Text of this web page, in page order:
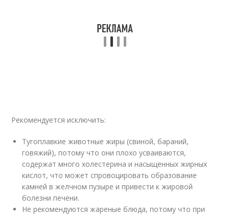
Рекомендуется исключить:
Тугоплавкие животные жиры (свиной, бараний,
говяжий), потому что они плохо усваиваются,
содержат много холестерина и насыщенных жирных
кислот, что может спровоцировать образование
камней в желчном пузыре и привести к жировой
болезни печени.
Не рекомендуются жареные блюда, потому что при